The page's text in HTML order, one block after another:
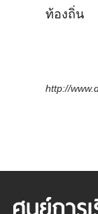
ท้องถิ่น
http://